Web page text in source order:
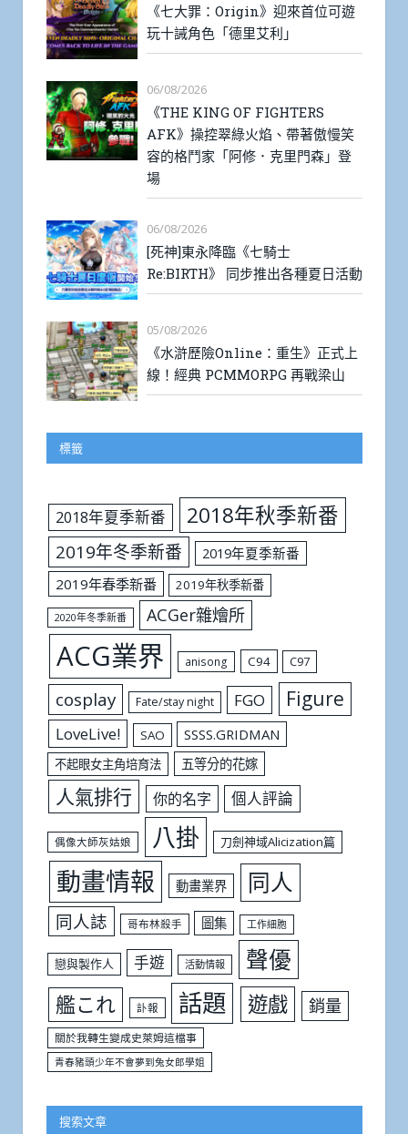
《七大罪：Origin》迎來首位可遊
玩十誡角色「德里艾利」
06/08/2026
《THE KING OF FIGHTERS
AFK》操控翠綠火焰、帶著傲慢笑
容的格鬥家「阿修．克里門森」登
場
06/08/2026
[死神]東永降臨《七騎士
Re:BIRTH》 同步推出各種夏日活動
05/08/2026
《水滸歷險Online：重生》正式上
線！經典 PCMMORPG 再戰梁山
標籤
2018年夏季新番 2018年秋季新番
2019年冬季新番
2019年夏季新番
2019年春季新番
2019年秋季新番
2020年冬季新番 ACGer雜燴所
ACG業界 anisong C94 C97
cosplay Fate/stay night FGO Figure
LoveLive! SAO SSSS.GRIDMAN
不起眼女主角培育法 五等分的花嫁
人氣排行 你的名字 個人評論
偶像大師灰姑娘 八掛 刀劍神域Alicization篇
動畫情報 動畫業界 同人
同人誌 哥布林殺手 圖集 工作細胞
戀與製作人 手遊 活動情報 聲優
艦これ 訃報 話題 遊戲 銷量
關於我轉生變成史萊姆這檔事
青春豬頭少年不會夢到兔女郎學姐
搜索文章